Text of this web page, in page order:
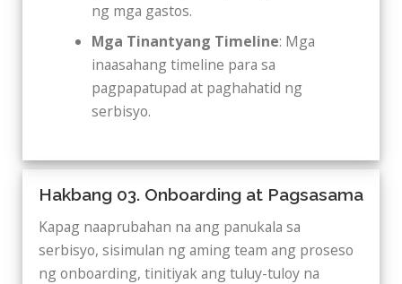
ng mga gastos.
Mga Tinantyang Timeline: Mga
inaasahang timeline para sa
pagpapatupad at paghahatid ng
serbisyo.
Hakbang 03. Onboarding at Pagsasama
Kapag naaprubahan na ang panukala sa
serbisyo, sisimulan ng aming team ang proseso
ng onboarding, tinitiyak ang tuluy-tuloy na